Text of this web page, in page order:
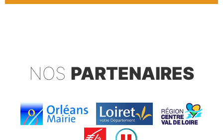
NOS PARTENAIRES